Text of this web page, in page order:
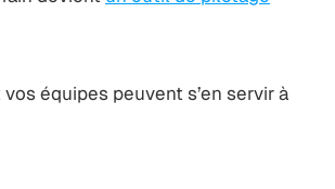
équipes peuvent s’en servir à